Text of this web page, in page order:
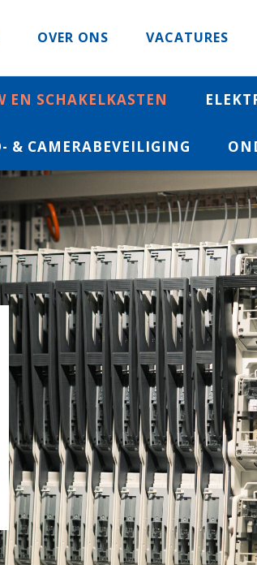
OVER ONS VACATURES
EN SCHAKELKASTEN
& CAMERABEVEILIGING